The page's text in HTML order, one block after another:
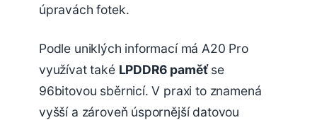
úpravách fotek.
Podle uniklých informací má A20 Pro
využívat také LPDDR6 paměťse
96bitovou sběrnicí. V praxi to znamená
vyšší a zároveň úspornější datovou